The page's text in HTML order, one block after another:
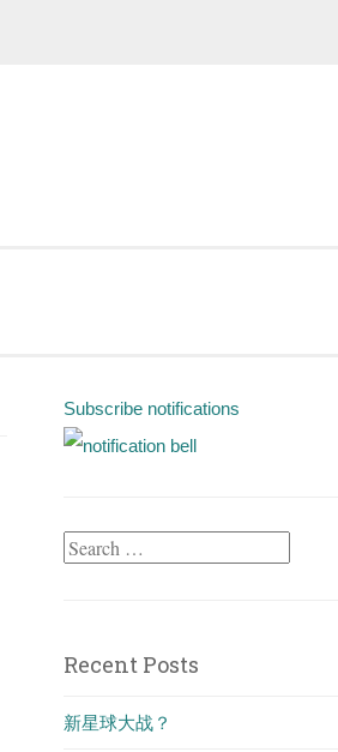
Subscribe notifications
Search
Recent Posts
新星球大战？